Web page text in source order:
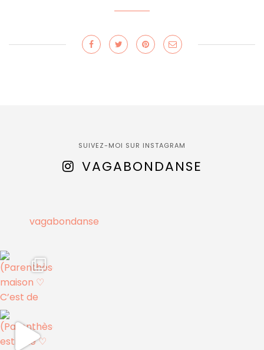
SUIVEZ-MOI SUR INSTAGRAM
VAGABONDANSE
vagabondanse